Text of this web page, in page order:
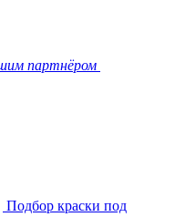
партнёром
Подбор краски под